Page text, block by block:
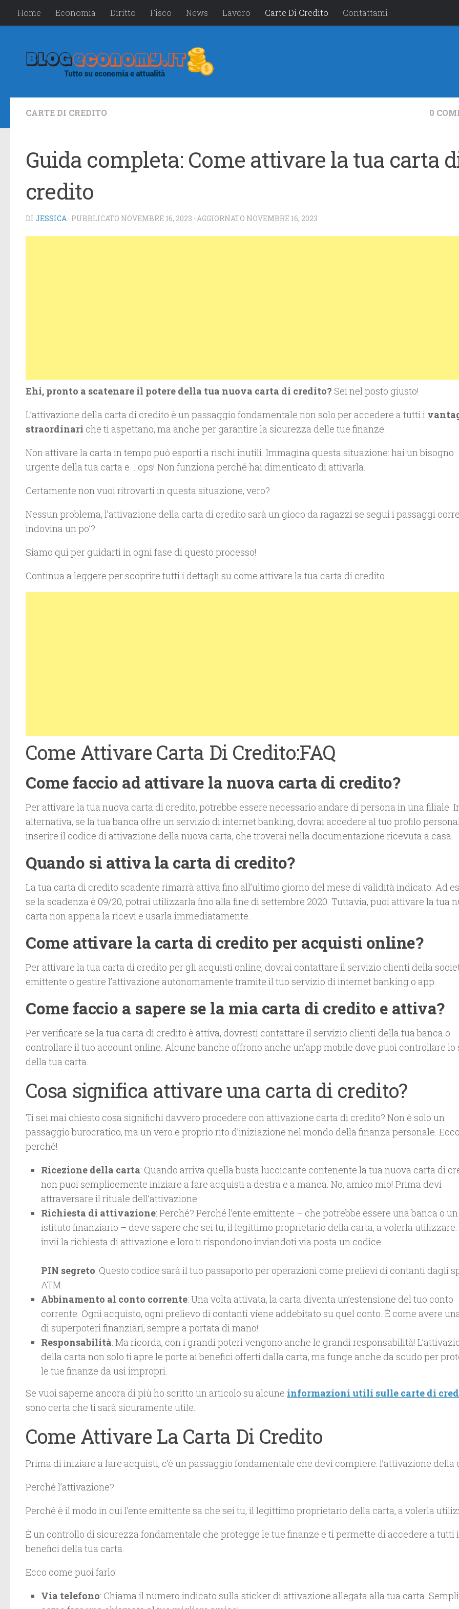
Salta al contenuto
Home Economia Diritto Fisco News Lavoro Carte Di Credito Contattami
CARTE DI CREDITO 0
Guida completa: Come attivare la tua carta
credito
DI JESSICA · PUBBLICATO NOVEMBRE 16, 2023 · AGGIORNATO NOVEMBRE 16, 2023
Ehi, pronto a scatenare il potere della tua nuova carta di credito? Sei nel posto giusto!
L’attivazione della carta di credito è un passaggio fondamentale non solo per accedere a tutti i
straordinari che ti aspettano, ma anche per garantire la sicurezza delle tue finanze.
Non attivare la carta in tempo può esporti a rischi inutili. Immagina questa situazione: hai un bisogno
urgente della tua carta e… ops! Non funziona perché hai dimenticato di attivarla.
Certamente non vuoi ritrovarti in questa situazione, vero?
Nessun problema, l’attivazione della carta di credito sarà un gioco da ragazzi se segui i passaggi
indovina un po’?
Siamo qui per guidarti in ogni fase di questo processo!
Continua a leggere per scoprire tutti i dettagli su come attivare la tua carta di credito.
Come Attivare Carta Di Credito:FAQ
Come faccio ad attivare la nuova carta di credito?
Per attivare la tua nuova carta di credito, potrebbe essere necessario andare di persona in una filiale.
alternativa, se la tua banca offre un servizio di internet banking, dovrai accedere al tuo profilo
inserire il codice di attivazione della nuova carta, che troverai nella documentazione ricevuta a casa.
Quando si attiva la carta di credito?
La tua carta di credito scadente rimarrà attiva fino all’ultimo giorno del mese di validità indicato. Ad
se la scadenza è 09/20, potrai utilizzarla fino alla fine di settembre 2020. Tuttavia, puoi attivare la tua
carta non appena la ricevi e usarla immediatamente.
Come attivare la carta di credito per acquisti online?
Per attivare la tua carta di credito per gli acquisti online, dovrai contattare il servizio clienti della
emittente o gestire l’attivazione autonomamente tramite il tuo servizio di internet banking o app.
Come faccio a sapere se la mia carta di credito e attiva?
Per verificare se la tua carta di credito è attiva, dovresti contattare il servizio clienti della tua banca o
controllare il tuo account online. Alcune banche offrono anche un’app mobile dove puoi controllare lo
della tua carta.
Cosa significa attivare una carta di credito?
Ti sei mai chiesto cosa significhi davvero procedere con attivazione carta di credito? Non è solo un
passaggio burocratico, ma un vero e proprio rito d’iniziazione nel mondo della finanza personale. Ecco
perché!
Ricezione della carta: Quando arriva quella busta luccicante contenente la tua nuova carta di
non puoi semplicemente iniziare a fare acquisti a destra e a manca. No, amico mio! Prima devi
attraversare il rituale dell’attivazione.
Richiesta di attivazione: Perché? Perché l’ente emittente – che potrebbe essere una banca o
istituto finanziario – deve sapere che sei tu, il legittimo proprietario della carta, a volerla utilizzare.
invii la richiesta di attivazione e loro ti rispondono inviandoti via posta un codice.
PIN segreto: Questo codice sarà il tuo passaporto per operazioni come prelievi di contanti dagli
ATM.
Abbinamento al conto corrente: Una volta attivata, la carta diventa un’estensione del tuo conto
corrente. Ogni acquisto, ogni prelievo di contanti viene addebitato su quel conto. È come avere
di superpoteri finanziari, sempre a portata di mano!
Responsabilità: Ma ricorda, con i grandi poteri vengono anche le grandi responsabilità!
della carta non solo ti apre le porte ai benefici offerti dalla carta, ma funge anche da scudo per
le tue finanze da usi impropri.
Se vuoi saperne ancora di più ho scritto un articolo su alcune informazioni utili sulle carte di
sono certa che ti sarà sicuramente utile.
Come Attivare La Carta Di Credito
Prima di iniziare a fare acquisti, c’è un passaggio fondamentale che devi compiere: l’attivazione della
Perché l’attivazione?
Perché è il modo in cui l’ente emittente sa che sei tu, il legittimo proprietario della carta, a volerla
È un controllo di sicurezza fondamentale che protegge le tue finanze e ti permette di accedere a tutti i
benefici della tua carta.
Ecco come puoi farlo:
Via telefono: Chiama il numero indicato sulla sticker di attivazione allegata alla tua carta.